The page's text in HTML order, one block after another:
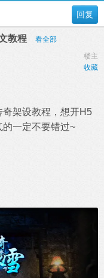
回复
教程
看全部
楼主
收藏
架设教程，想开H5
一定不要错过~